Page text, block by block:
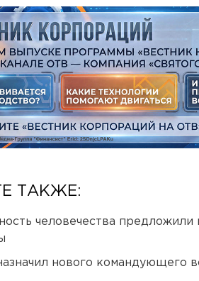
ТАКЖЕ:
человечества предложили
нового командующего